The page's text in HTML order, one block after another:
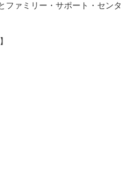
ファミリー・サポート・センタ